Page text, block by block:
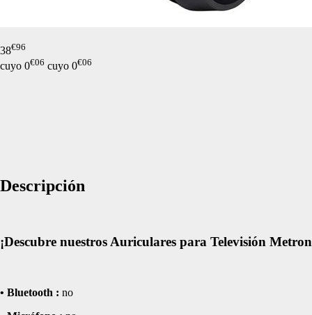
38€96
cuyo 0€06 cuyo 0€06
Descripción
¡Descubre nuestros Auriculares para Televisión
• Bluetooth : no
de nuestro sitio
crear un perfil de
publicidad estará